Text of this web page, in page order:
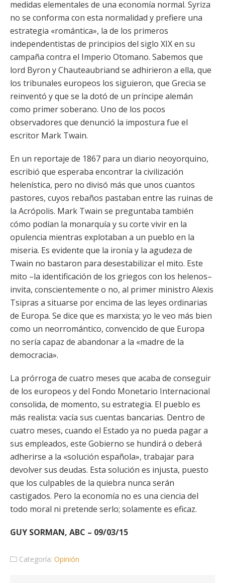
medidas elementales de una economía normal. Syriza
no se conforma con esta normalidad y prefiere una
estrategia «romántica», la de los primeros
independentistas de principios del siglo XIX en su
campaña contra el Imperio Otomano. Sabemos que
lord Byron y Chauteaubriand se adhirieron a ella, que
los tribunales europeos los siguieron, que Grecia se
reinventó y que se la dotó de un príncipe alemán
como primer soberano. Uno de los pocos
observadores que denunció la impostura fue el
escritor Mark Twain.
En un reportaje de 1867 para un diario neoyorquino,
escribió que esperaba encontrar la civilización
helenística, pero no divisó más que unos cuantos
pastores, cuyos rebaños pastaban entre las ruinas de
la Acrópolis. Mark Twain se preguntaba también
cómo podían la monarquía y su corte vivir en la
opulencia mientras explotaban a un pueblo en la
miseria. Es evidente que la ironía y la agudeza de
Twain no bastaron para desestabilizar el mito. Este
mito –la identificación de los griegos con los helenos–
invita, conscientemente o no, al primer ministro Alexis
Tsipras a situarse por encima de las leyes ordinarias
de Europa. Se dice que es marxista; yo le veo más bien
como un neorromántico, convencido de que Europa
no sería capaz de abandonar a la «madre de la
democracia».
La prórroga de cuatro meses que acaba de conseguir
de los europeos y del Fondo Monetario Internacional
consolida, de momento, su estrategia. El pueblo es
más realista: vacía sus cuentas bancarias. Dentro de
cuatro meses, cuando el Estado ya no pueda pagar a
sus empleados, este Gobierno se hundirá o deberá
adherirse a la «solución española», trabajar para
devolver sus deudas. Esta solución es injusta, puesto
que los culpables de la quiebra nunca serán
castigados. Pero la economía no es una ciencia del
todo moral ni pretende serlo; solamente es eficaz.
GUY SORMAN, ABC – 09/03/15
Categoría: Opinión